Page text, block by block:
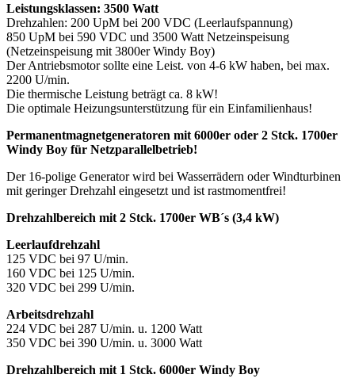
Leistungsklassen: 3500 Watt
Drehzahlen: 200 UpM bei 200 VDC (Leerlaufspannung)
850 UpM bei 590 VDC und 3500 Watt Netzeinspeisung
(Netzeinspeisung mit 3800er Windy Boy)
Der Antriebsmotor sollte eine Leist. von 4-6 kW haben, bei max.
2200 U/min.
Die thermische Leistung beträgt ca. 8 kW!
Die optimale Heizungsunterstützung für ein Einfamilienhaus!
Permanentmagnetgeneratoren mit 6000er oder 2 Stck. 1700er
Windy Boy für Netzparallelbetrieb!
Der 16-polige Generator wird bei Wasserrädern oder Windturbinen
mit geringer Drehzahl eingesetzt und ist rastmomentfrei!
Drehzahlbereich mit 2 Stck. 1700er WB´s (3,4 kW)
Leerlaufdrehzahl
125 VDC bei 97 U/min.
160 VDC bei 125 U/min.
320 VDC bei 299 U/min.
Arbeitsdrehzahl
224 VDC bei 287 U/min. u. 1200 Watt
350 VDC bei 390 U/min. u. 3000 Watt
Drehzahlbereich mit 1 Stck. 6000er Windy Boy